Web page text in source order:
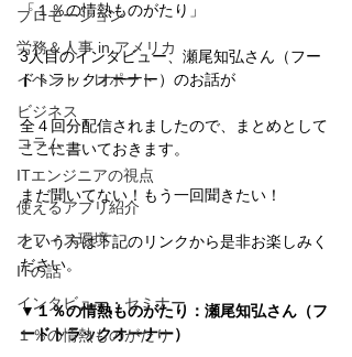
プロモーション
労務＆人事 in アメリカ
イベント・レポート
ビジネス
コラム
ITエンジニアの視点
使えるアプリ紹介
オフィス環境
ITの話
インタビュー・セミナー
１％の情熱ものがたり
「１％の情熱ものがたり」
3人目のインタビュー、瀬尾知弘さん（フー
ドトラックオーナー）のお話が
全４回分配信されましたので、まとめとして
ここに書いておきます。
まだ聞いてない！もう一回聞きたい！
という方は下記のリンクから是非お楽しみく
ださい。
▼１％の情熱ものがたり：瀬尾知弘さん（フ
ードトラックオーナー）